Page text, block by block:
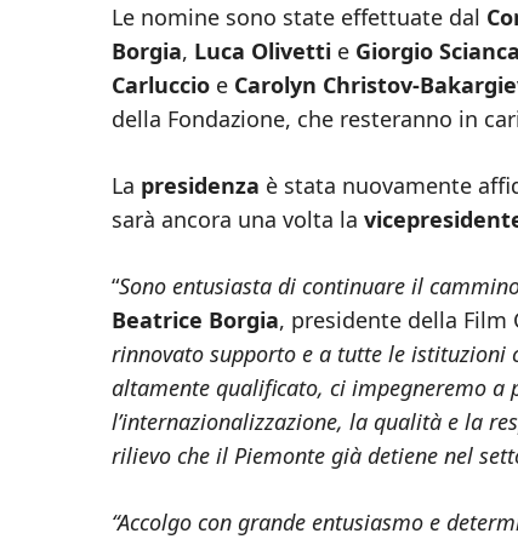
Le nomine sono state effettuate dal
Borgia, Luca Olivetti e Giorgio Scianca
Carluccio e Carolyn Christov-
della Fondazione, che resteranno in
La presidenza è stata nuovamente
sarà ancora una volta la
“Sono entusiasta di continuare il
Beatrice Borgia, presidente della Film
rinnovato supporto e a tutte le istituzioni
altamente qualificato, ci impegneremo
l’internazionalizzazione, la qualità e la
rilievo che il Piemonte già detiene nel
“Accolgo con grande entusiasmo e